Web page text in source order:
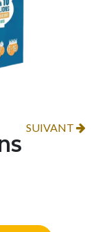
SUIVANT